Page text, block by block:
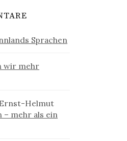
Sprachen
wir mehr
Helmut
– mehr als ein